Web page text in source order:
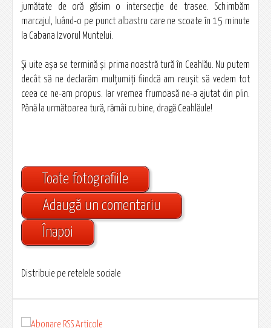
jumătate de oră găsim o intersecţie de trasee. Schimbăm
marcajul, luând-o pe punct albastru care ne scoate în 15 minute
la Cabana Izvorul Muntelui.
Şi uite aşa se termină şi prima noastră tură în Ceahlău. Nu putem
decât să ne declarăm mulţumiţi fiindcă am reuşit să vedem tot
ceea ce ne-am propus. Iar vremea frumoasă ne-a ajutat din plin.
Până la următoarea tură, rămâi cu bine, dragă Ceahlăule!
Toate fotografiile
Adaugă un comentariu
Înapoi
Distribuie pe retelele sociale